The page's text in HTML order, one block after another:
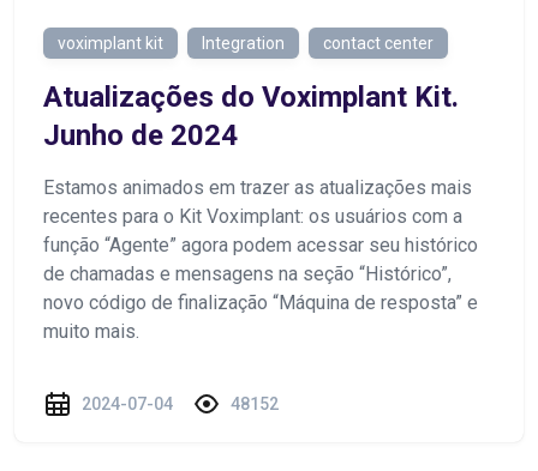
voximplant kit Integration contact center
Atualizações do Voximplant Kit.
Junho de 2024
Estamos animados em trazer as atualizações mais
recentes para o Kit Voximplant: os usuários com a
função “Agente” agora podem acessar seu histórico
de chamadas e mensagens na seção “Histórico”,
novo código de finalização “Máquina de resposta” e
muito mais.
2024-07-04 48152